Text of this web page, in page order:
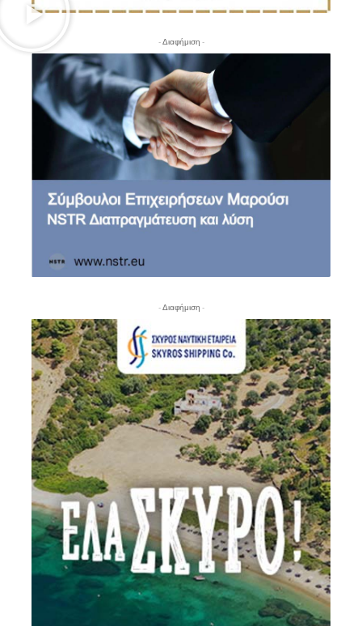
- Διαφήμιση -
- Διαφήμιση -